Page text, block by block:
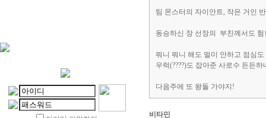
팀 몬스터의 자이안트, 작은 거인
동승하신 장 선장의 부친께서도
뭐니 뭐니 해도 멀미 안하고 점심도
우럭(????)도 잡아준 사로수 든든하
다음주에 또 왕돌 가야지!
비타민